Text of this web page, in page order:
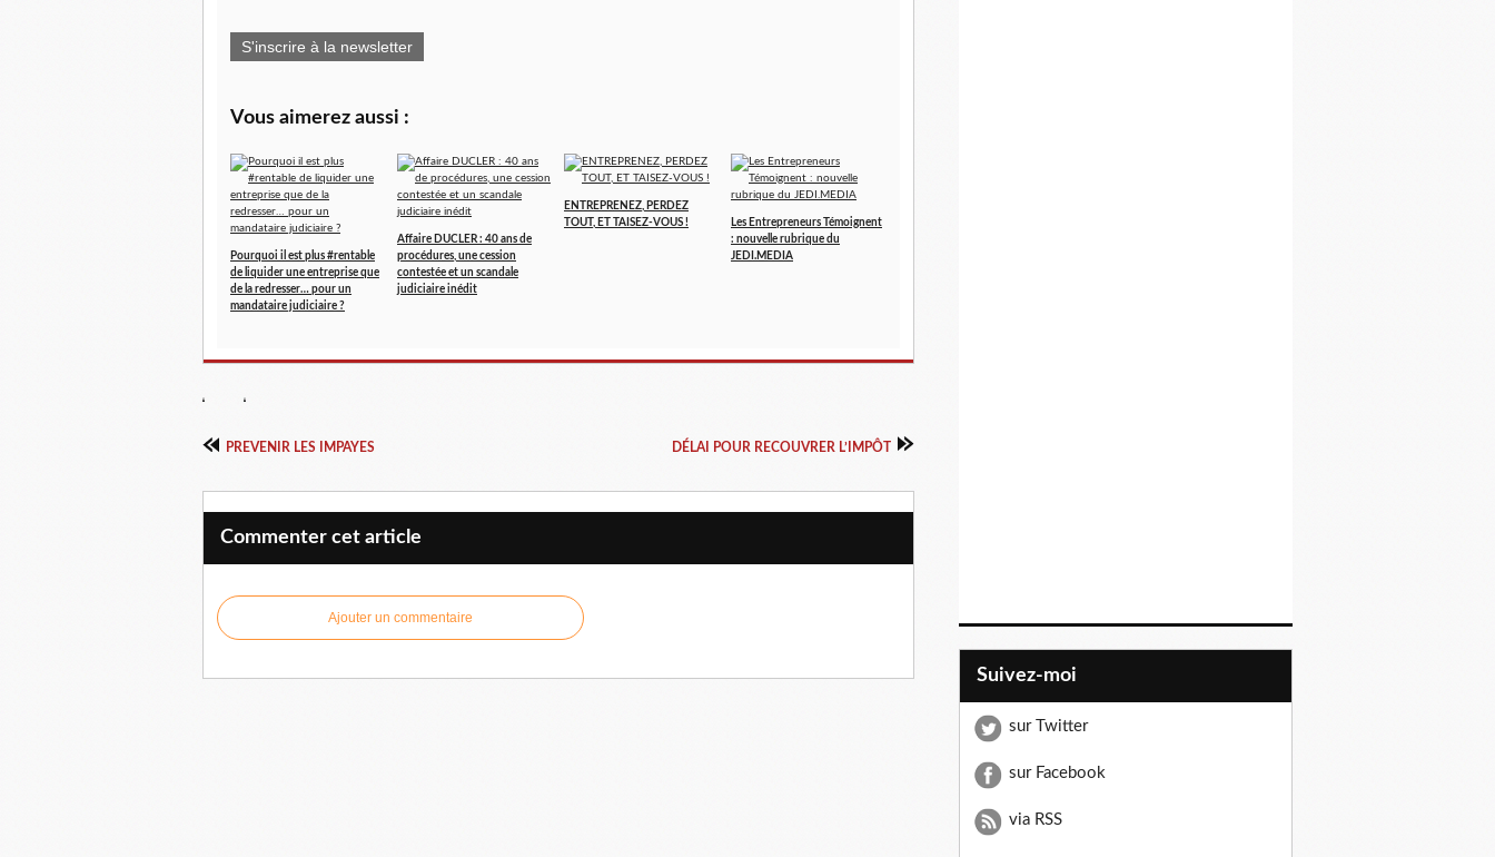
S'inscrire à la newsletter
Vous aimerez aussi :
Pourquoi il est plus #rentable
de liquider une entreprise que
de la redresser… pour un
mandataire judiciaire ?
Affaire DUCLER : 40 ans de
procédures, une cession
contestée et un scandale
judiciaire inédit
ENTREPRENEZ, PERDEZ
TOUT, ET TAISEZ-VOUS !
Les Entrepreneurs Témoignent
: nouvelle rubrique du
JEDI.MEDIA
PREVENIR LES IMPAYES DÉLAI POUR RECOUVRER L’IMPÔT
Commenter cet article
Ajouter un commentaire
Suivez-moi
sur Twitter
sur Facebook
via RSS